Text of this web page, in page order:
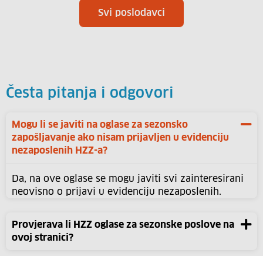
Svi poslodavci
Česta pitanja i odgovori
Mogu li se javiti na oglase za sezonsko
zapošljavanje ako nisam prijavljen u evidenciju
nezaposlenih HZZ-a?
Da, na ove oglase se mogu javiti svi zainteresirani
neovisno o prijavi u evidenciju nezaposlenih.
Provjerava li HZZ oglase za sezonske poslove na
ovoj stranici?